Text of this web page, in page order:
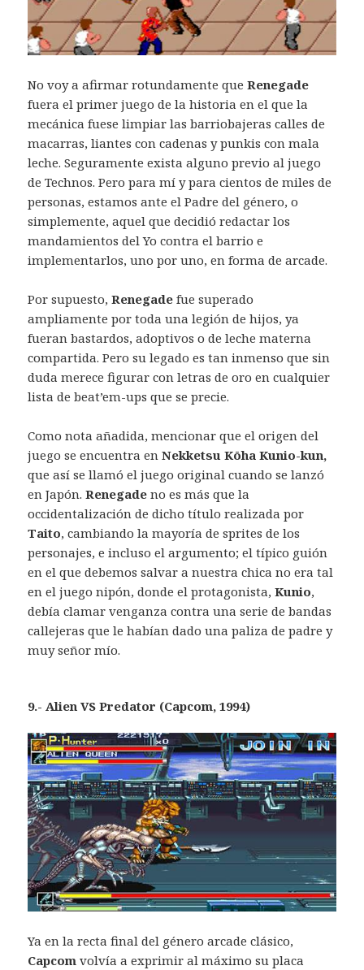
No voy a afirmar rotundamente queRenegade
fuera el primer juego de la historia en el que la
mecánica fuese limpiar las barriobajeras calles de
macarras, liantes con cadenas y punkis con mala
leche. Seguramente exista alguno previo al juego
de Technos. Pero para mí y para cientos de miles de
personas, estamos ante el Padre del género, o
simplemente, aquel que decidió redactar los
mandamientos del Yo contra el barrio e
implementarlos, uno por uno, en forma de arcade.
Por supuesto,Renegade fue superado
ampliamente por toda una legión de hijos, ya
fueran bastardos, adoptivos o de leche materna
compartida. Pero su legado es tan inmenso que sin
duda merece figurar con letras de oro en cualquier
lista de beat’em-ups que se precie.
Como nota añadida, mencionar que el origen del
juego se encuentra enNekketsu Kōha Kunio-kun,
que así se llamó el juego original cuando se lanzó
en Japón.Renegade no es más que la
occidentalización de dicho título realizada por
Taito, cambiando la mayoría de sprites de los
personajes, e incluso el argumento; el típico guión
en el que debemos salvar a nuestra chica no era tal
en el juego nipón, donde el protagonista,Kunio,
debía clamar venganza contra una serie de bandas
callejeras que le habían dado una paliza de padre y
muy señor mío.
9.- Alien VS Predator (Capcom, 1994)
Ya en la recta final del género arcade clásico,
Capcomvolvía a exprimir al máximo su placa